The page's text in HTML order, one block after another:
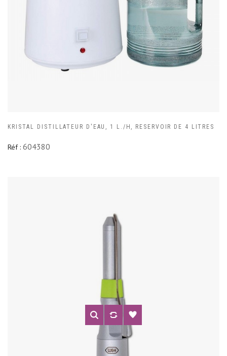
KRISTAL DISTILLATEUR D'EAU, 1 L./H, RESERVOIR DE 4 LITRES
Réf : 604380